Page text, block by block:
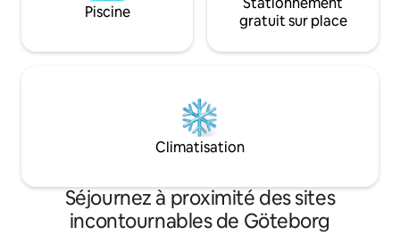
Piscine
gratuit sur place
Climatisation
Séjournez à proximité des sites
incontournables de Göteborg